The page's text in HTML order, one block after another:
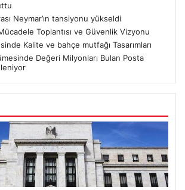
Neymar’ın tansiyonu yükseldi
Toplantısı ve Güvenlik Vizyonu
Kalite ve bahçe mutfağı Tasarımları
Değeri Milyonları Bulan Posta